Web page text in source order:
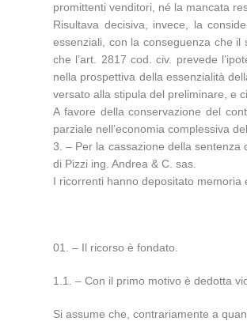
promittenti venditori, né la mancata
Risultava decisiva, invece, la
essenziali, con la conseguenza che il
che l’art. 2817 cod. civ. prevede
nella prospettiva della essenzialità
versato alla stipula del preliminare, e
A favore della conservazione del
parziale nell’economia complessiva
3. – Per la cassazione della sentenza
di Pizzi ing. Andrea & C. sas.
I ricorrenti hanno depositato memoria
– Il ricorso è fondato.
1.1. – Con il primo motivo è dedotta
Si assume che, contrariamente a